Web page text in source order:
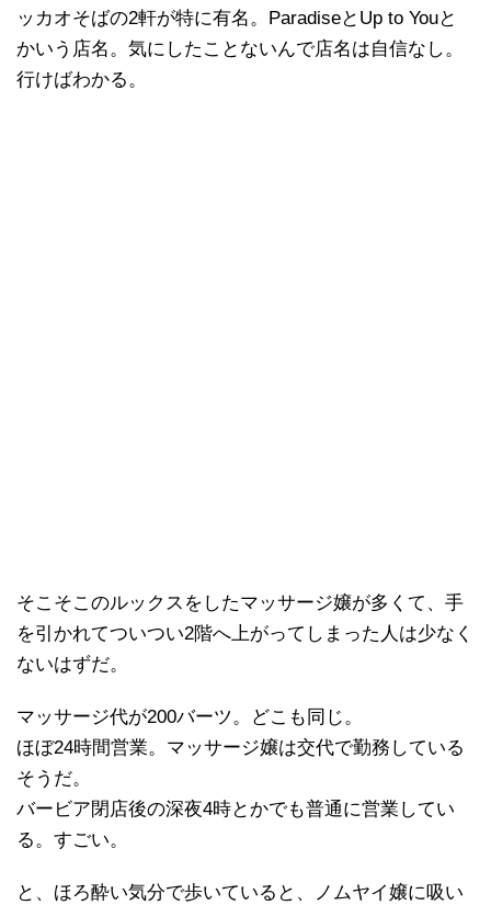
ッカオそばの2軒が特に有名。ParadiseとUp to Youと
かいう店名。気にしたことないんで店名は自信なし。
行けばわかる。
そこそこのルックスをしたマッサージ嬢が多くて、手
を引かれてついつい2階へ上がってしまった人は少なく
ないはずだ。
マッサージ代が200バーツ。どこも同じ。
ほぼ24時間営業。マッサージ嬢は交代で勤務している
そうだ。
バービア閉店後の深夜4時とかでも普通に営業してい
る。すごい。
と、ほろ酔い気分で歩いていると、ノムヤイ嬢に吸い